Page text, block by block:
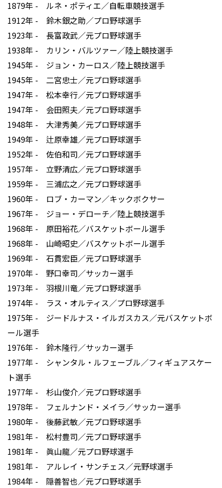
1879年 - ルネ・ポティエ／自転車競技選手
1912年 - 鈴木銀之助／プロ野球選手
1923年 - 長富政武／元プロ野球選手
1938年 - カリン・バルツァー／陸上競技選手
1945年 - ジョン・カーロス／陸上競技選手
1945年 - 二宮忠士／元プロ野球選手
1947年 - 松本幸行／元プロ野球選手
1947年 - 会田照夫／元プロ野球選手
1948年 - 大津秀美／元プロ野球選手
1949年 - 辻原幸雄／元プロ野球選手
1952年 - 佐伯和司／元プロ野球選手
1957年 - 立野清広／元プロ野球選手
1959年 - 三浦広之／元プロ野球選手
1960年 - ロブ・カーマン／キックボクサー
1967年 - ジョー・デローチ／陸上競技選手
1968年 - 原田裕花／バスケットボール選手
1968年 - 山崎昭史／バスケットボール選手
1969年 - 石貫宏臣／元プロ野球選手
1970年 - 野口幸司／サッカー選手
1973年 - 羽根川竜／元プロ野球選手
1974年 - ラス・オルティス／プロ野球選手
1975年 - ジードルナス・イルガスカス／元バスケットボ
ール選手
1976年 - 鈴木隆行／サッカー選手
1977年 - シャンタル・ルフェーブル／フィギュアスケー
ト選手
1977年 - 杉山俊介／元プロ野球選手
1978年 - フェルナンド・メイラ／サッカー選手
1980年 - 後藤武敏／元プロ野球選手
1981年 - 松村豊司／元プロ野球選手
1981年 - 眞山龍／元プロ野球選手
1981年 - アルレイ・サンチェス／元野球選手
1984年 - 隠善智也／元プロ野球選手